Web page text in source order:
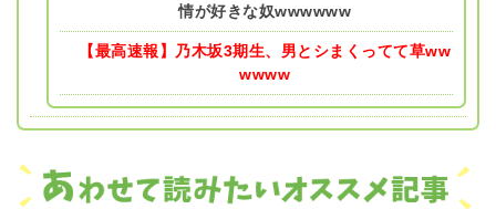
情が好きな奴wwwwww
【最高速報】乃木坂3期生、男とシまくってて草ww
wwww